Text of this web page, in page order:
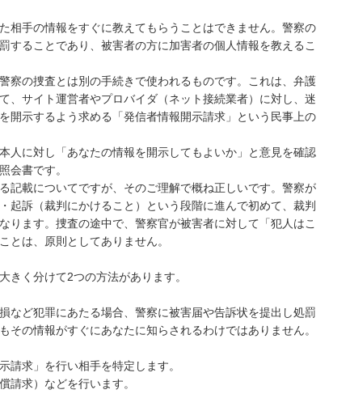
相手の情報をすぐに教えてもらうことはできません。警察の
することであり、被害者の方に加害者の個人情報を教えるこ
察の捜査とは別の手続きで使われるものです。これは、弁護
、サイト運営者やプロバイダ（ネット接続業者）に対し、迷
開示するよう求める「発信者情報開示請求」という民事上の
人に対し「あなたの情報を開示してもよいか」と意見を確認
会書です。
記載についてですが、そのご理解で概ね正しいです。警察が
起訴（裁判にかけること）という段階に進んで初めて、裁判
ります。捜査の途中で、警察官が被害者に対して「犯人はこ
とは、原則としてありません。
きく分けて2つの方法があります。
など犯罪にあたる場合、警察に被害届や告訴状を提出し処罰
その情報がすぐにあなたに知らされるわけではありません。
請求」を行い相手を特定します。
請求）などを行います。